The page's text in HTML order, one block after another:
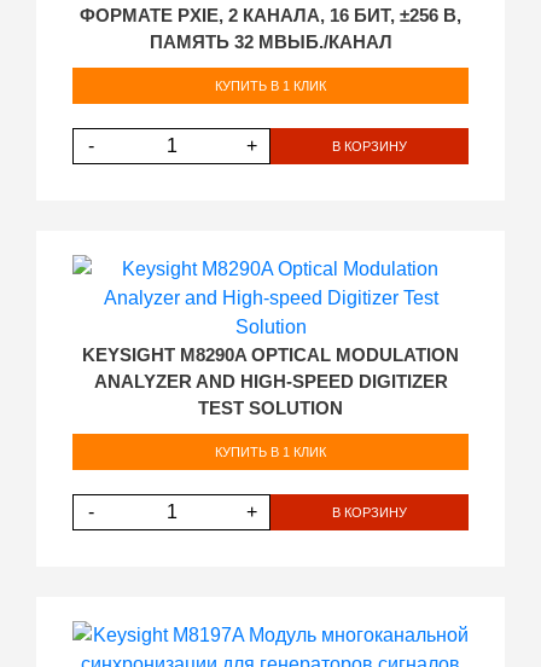
ФОРМАТЕ PXIE, 2 КАНАЛА, 16 БИТ, ±256 В,
ПАМЯТЬ 32 МВЫБ./КАНАЛ
КУПИТЬ В 1 КЛИК
- + В КОРЗИНУ
KEYSIGHT M8290A OPTICAL MODULATION
ANALYZER AND HIGH-SPEED DIGITIZER
TEST SOLUTION
КУПИТЬ В 1 КЛИК
- + В КОРЗИНУ